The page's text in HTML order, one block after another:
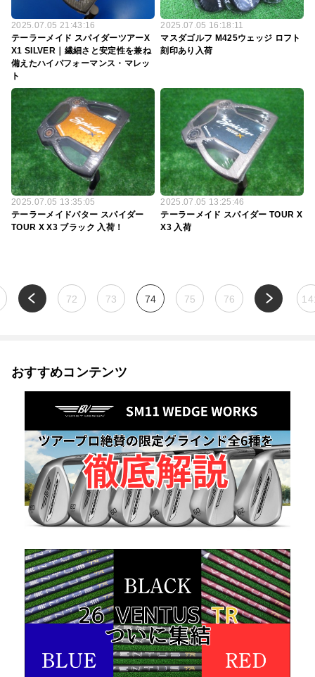
2025.07.05 21:43:16
テーラーメイド スパイダーツアーX
X1 SILVER｜繊細さと安定性を兼ね
備えたハイパフォーマンス・マレッ
ト
2025.07.05 16:18:11
マスダゴルフ M425ウェッジ ロフト
刻印あり入荷
2025.07.05 13:35:05
テーラーメイドパター スパイダー
TOUR X X3 ブラック 入荷！
2025.07.05 13:25:46
テーラーメイド スパイダー TOUR X
X3 入荷
72 73 74 75 76
おすすめコンテンツ